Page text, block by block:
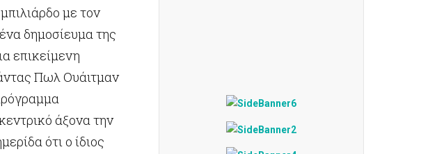
με τον
δημοσίευμα της
επικείμενη
Πωλ Ουάιτμαν
άξονα την
ότι ο ίδιος